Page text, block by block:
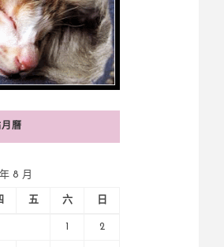
曆
8 月
五 六 日
2